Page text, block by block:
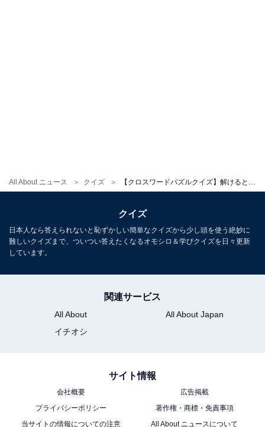
All About ニュース クイズ
クイズ
日本人なら答えられないと恥ずかしい簡単なクイズから少し頭を使う絶妙に
難しいクイズまで、ついつい答えたくなるオモシロ＆学びクイズを日々更新
しています。
関連サービス
All About
All About Japan
イチオシ
サイト情報
会社概要
広告掲載
プライバシーポリシー
著作権・商標・免責事項
当サイトの情報についての注意
All About ニュースについて